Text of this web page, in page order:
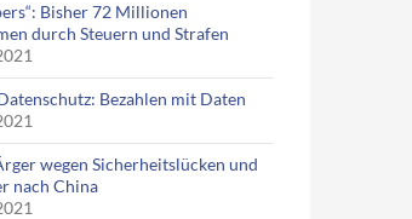
Bisher 72 Millionen
durch Steuern und Strafen
Bezahlen mit Daten
wegen Sicherheitslücken und
nach China